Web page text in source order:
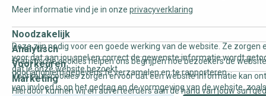
Meer informatie vind je in onze privacyverklaring
Noodzakelijk
Deze zijn nodig voor een goede werking van de website. Ze zorgen
voor dat aan jou snel en correct de gewenste informatie wordt
dat je onze website bezoekt.
Analytisch
Statistische cookies helpen ons begrijpen hoe bezoekers de
door anoniem gegevens te verzamelen en te rapporteren.
Voorkeuren
Voorkeurscookies zorgen ervoor dat een website informatie kan
van invloed is op het gedrag en de vormgeving van de website,
Marketing
Hierdoor kunnen wij en adverteerders aan de hand van jouw